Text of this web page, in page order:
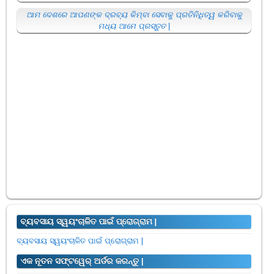
ଆମ ଦେଶରେ ଆପଣଙ୍କ ଦ୍ରବ୍ୟ କିମ୍ବା ସେବାକୁ ପ୍ରତିନିଧିତ୍ୱ କରିବାକୁ
ମଧ୍ୟ ଆମେ ପ୍ରସ୍ତୁତ |
ବ୍ୟବସାୟ ସ୍ୱୟଂଚାଳିତ ପାଇଁ ପ୍ରୋଗ୍ରାମ |
ବ୍ୟବସାୟ ସ୍ୱୟଂଚାଳିତ ପାଇଁ ପ୍ରୋଗ୍ରାମ |
ଏକ ନୂତନ ସଫ୍ଟୱେର୍ ଅର୍ଡର କରନ୍ତୁ |